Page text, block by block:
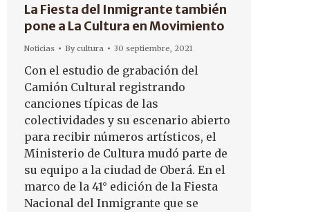
La Fiesta del Inmigrante también
pone a La Cultura en Movimiento
Noticias Bycultura 30 septiembre, 2021
Con el estudio de grabación del
Camión Cultural registrando
canciones típicas de las
colectividades y su escenario abierto
para recibir números artísticos, el
Ministerio de Cultura mudó parte de
su equipo a la ciudad de Oberá. En el
marco de la 41° edición de la Fiesta
Nacional del Inmigrante que se